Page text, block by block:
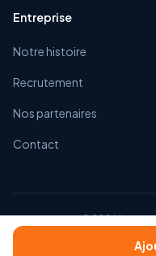
Entreprise
Notre histoire
Recrutement
Nos partenaires
Contact
©2026